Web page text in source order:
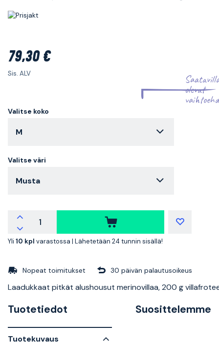
79,30 €
Sis. ALV
olevat
Valitse koko
M
Valitse väri
Musta
Yli 10 kpl varastossa | Lähetetään 24 tunnin sisällä!
Nopeat toimitukset 30 päivän palautusoikeus
Laadukkaat pitkät alushousut merinovillaa, 200 g
Tuotetiedot
Tuotekuvaus
Suosittelemme